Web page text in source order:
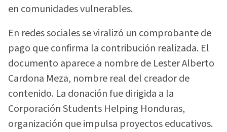
en comunidades vulnerables.
En redes sociales se viralizó un comprobante de
pago que confirma la contribución realizada. El
documento aparece a nombre de Lester Alberto
Cardona Meza, nombre real del creador de
contenido. La donación fue dirigida a la
Corporación Students Helping Honduras,
organización que impulsa proyectos educativos.